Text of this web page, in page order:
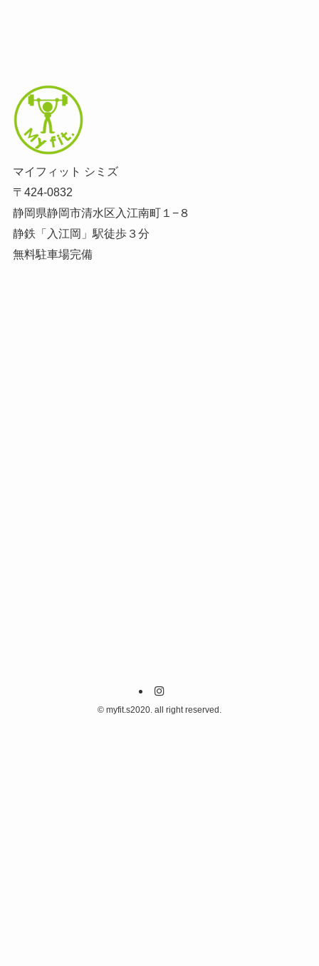
マイフィット シミズ
〒424-0832
静岡県静岡市清水区入江南町１−８
静鉄「入江岡」駅徒歩３分
無料駐車場完備
© myfit.s2020. all right reserved.